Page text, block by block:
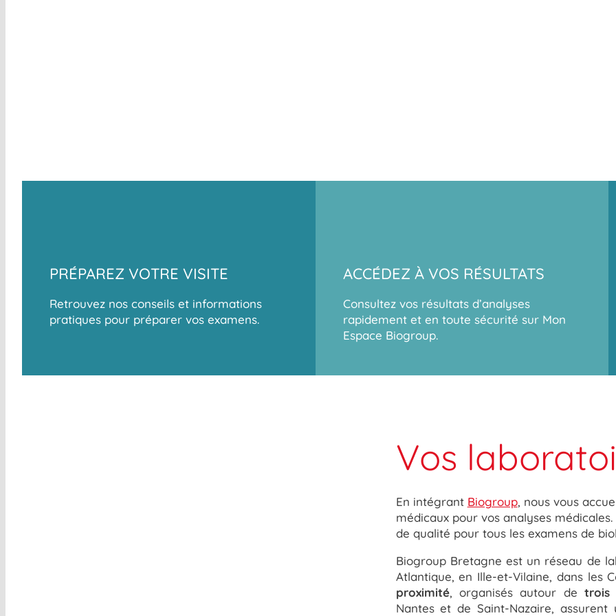
PRÉPAREZ VOTRE VISITE
Retrouvez nos conseils et informations
pratiques pour préparer vos examens.
ACCÉDEZ À VOS RÉSULTATS
Consultez vos résultats d’analyses
rapidement et en toute sécurité sur Mon
Espace Biogroup.
Vos
En intégrant Biogroup, nous vous
médicaux pour vos analyses
de qualité pour tous les examens de
Biogroup Bretagne est un réseau de
Atlantique, en Ille-et-Vilaine, dans les
proximité, organisés autour detrois
Nantes et de Saint-Nazaire,